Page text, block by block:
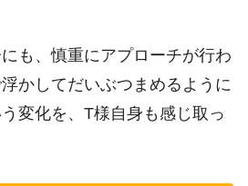
も、慎重にアプローチが行わ
かしてだいぶつまめるように
変化を、T様自身も感じ取っ